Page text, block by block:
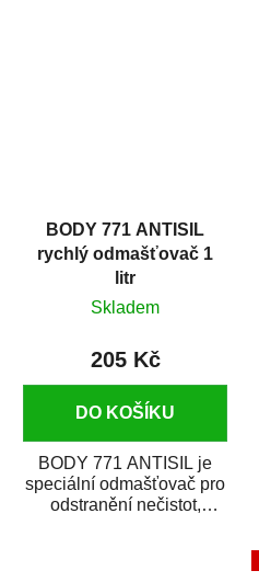
BODY 771 ANTISIL
rychlý odmašťovač 1
litr
Skladem
205 Kč
DO KOŠÍKU
BODY 771 ANTISIL je
speciální odmašťovač pro
odstranění nečistot,